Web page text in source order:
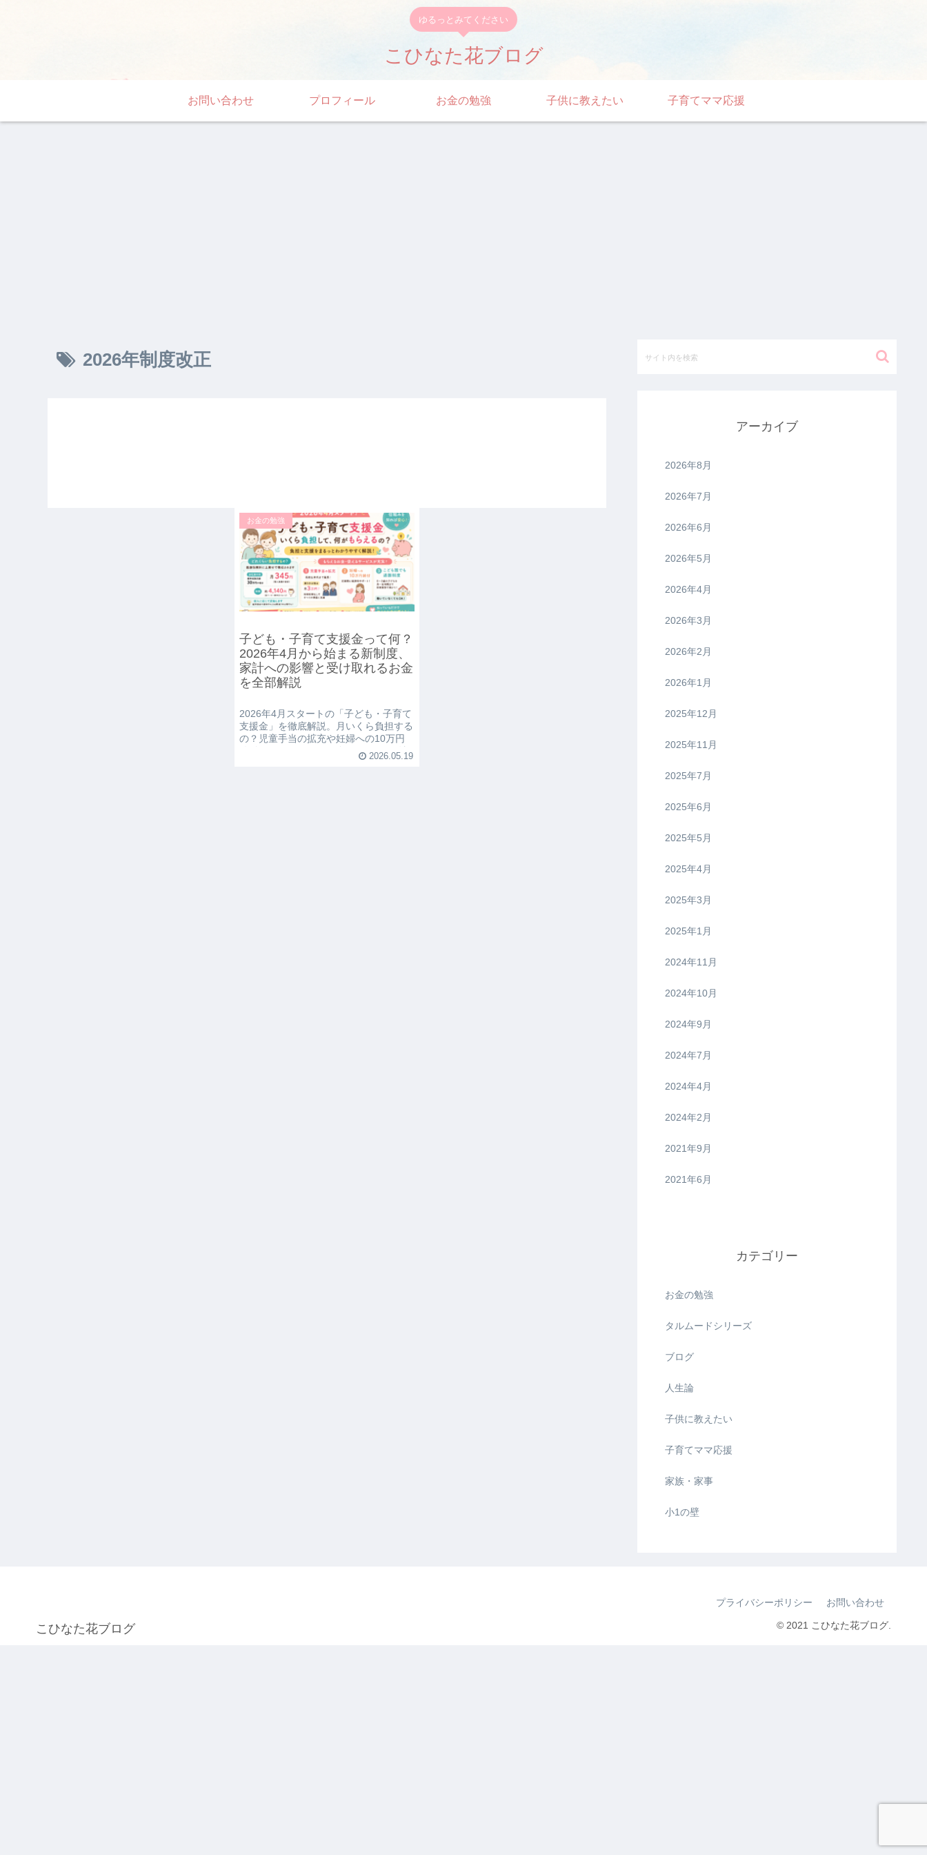
ゆるっとみてください
こひなた花ブログ
お問い合わせ プロフィール お金の勉強 子供に教えたい 子育てママ応援
2026年制度改正
お金の勉強
子ども・子育て支援金って何？
2026年4月から始まる新制度、
家計への影響と受け取れるお金
を全部解説
2026年4月スタートの「子ども・子育て
支援金」を徹底解説。月いくら負担する
の？児童手当の拡充や妊婦への10万円
給付など、もらえるお金もまとめて確認
2026.05.19
アーカイブ
2026年8月
2026年7月
2026年6月
2026年5月
2026年4月
2026年3月
2026年2月
2026年1月
2025年12月
2025年11月
2025年7月
2025年6月
2025年5月
2025年4月
2025年3月
2025年1月
2024年11月
2024年10月
2024年9月
2024年7月
2024年4月
2024年2月
2021年9月
2021年6月
カテゴリー
お金の勉強
タルムードシリーズ
ブログ
人生論
子供に教えたい
子育てママ応援
家族・家事
小1の壁
こひなた花ブログ
プライバシーポリシー お問い合わせ
© 2021 こひなた花ブログ.